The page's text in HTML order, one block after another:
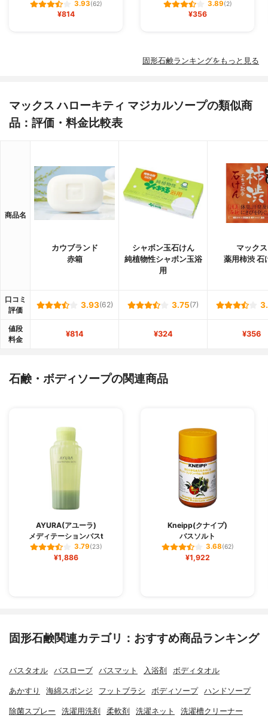
3.93(62)
¥814
3.89(2)
¥356
固形石鹸ランキングをもっと見る
マックス ハローキティ マジカルソープの類似商
品：評価・料金比較表
商品名
カウブランド
赤箱
シャボン玉石けん
純植物性シャボン玉浴
用
マックス
薬用柿渋 石
口コミ
評価
3.93(62) 3.75(7)
値段
料金
¥814 ¥324 ¥356
石鹸・ボディソープの関連商品
AYURA(アユーラ)
メディテーションバスt
3.79(23)
¥1,886
Kneipp(クナイプ)
バスソルト
3.68(62)
¥1,922
固形石鹸関連カテゴリ：おすすめ商品ランキング
バスタオル バスローブ バスマット 入浴剤 ボディタオル
あかすり 海綿スポンジ フットブラシ ボディソープ ハンドソープ
除菌スプレー 洗濯用洗剤 柔軟剤 洗濯ネット 洗濯槽クリーナー